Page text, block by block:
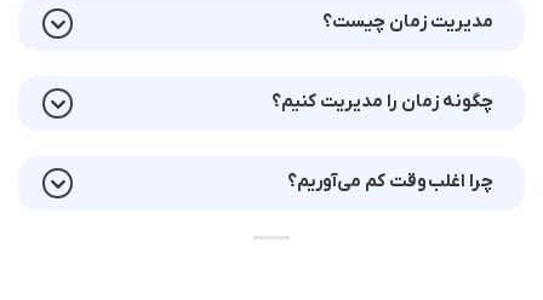
مدیریت زمان چیست؟
چگونه زمان را مدیریت کنیم؟
چرا اغلب وقت کم می‌آوریم؟